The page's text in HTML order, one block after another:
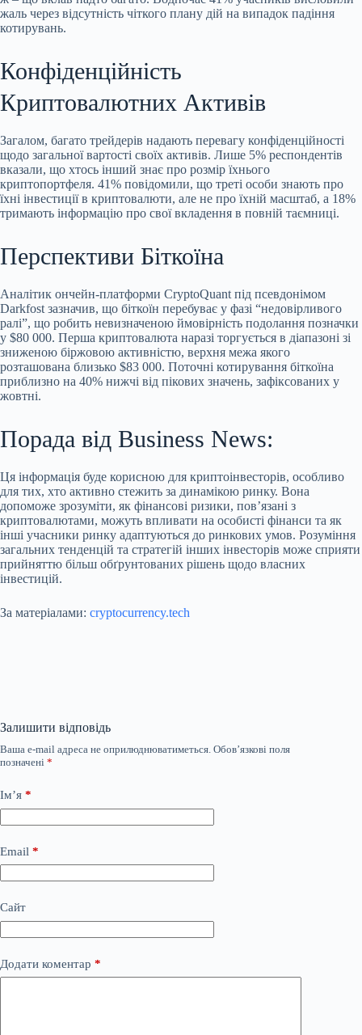
жаль через відсутність чіткого плану дій на випадок падіння
котирувань.
Конфіденційність
Криптовалютних Активів
Загалом, багато трейдерів надають перевагу конфіденційності
щодо загальної вартості своїх активів. Лише 5% респондентів
вказали, що хтось інший знає про розмір їхнього
криптопортфеля. 41% повідомили, що треті особи знають про
їхні інвестиції в криптовалюти, але не про їхній масштаб, а 18%
тримають інформацію про свої вкладення в повній таємниці.
Перспективи Біткоїна
Аналітик ончейн-платформи CryptoQuant під псевдонімом
Darkfost зазначив, що біткоїн перебуває у фазі “недовірливого
ралі”, що робить невизначеною ймовірність подолання позначки
у $80 000. Перша криптовалюта наразі торгується в діапазоні зі
зниженою біржовою активністю, верхня межа якого
розташована близько $83 000. Поточні котирування біткоїна
приблизно на 40% нижчі від пікових значень, зафіксованих у
жовтні.
Порада від Business News:
Ця інформація буде корисною для криптоінвесторів, особливо
для тих, хто активно стежить за динамікою ринку. Вона
допоможе зрозуміти, як фінансові ризики, пов’язані з
криптовалютами, можуть впливати на особисті фінанси та як
інші учасники ринку адаптуються до ринкових умов. Розуміння
загальних тенденцій та стратегій інших інвесторів може сприяти
прийняттю більш обґрунтованих рішень щодо власних
інвестицій.
За матеріалами: cryptocurrency.tech
Залишити відповідь
Ваша e-mail адреса не оприлюднюватиметься. Обов’язкові поля
позначені *
Ім’я *
Email *
Сайт
Додати коментар *